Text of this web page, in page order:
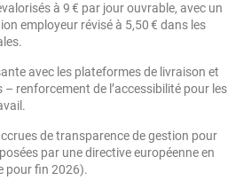
à 9 € par jour ouvrable, avec un
employeur révisé à 5,50 € dans les
avec les plateformes de livraison et
renforcement de l’accessibilité pour les
de transparence de gestion pour
par une directive européenne en
pour fin 2026).